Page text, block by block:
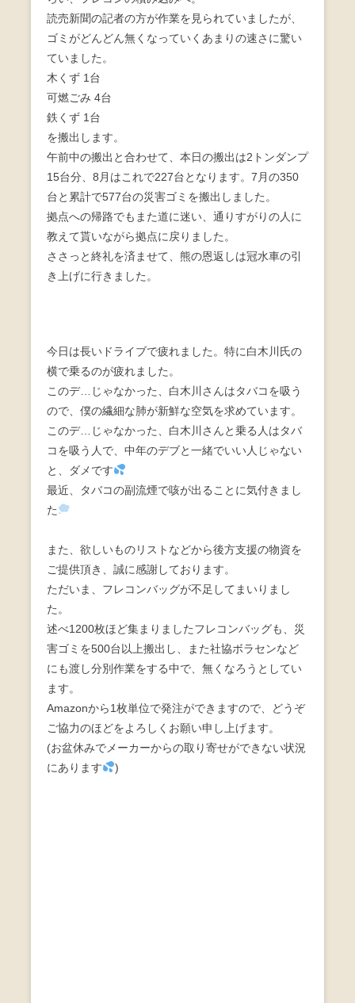
読売新聞の記者の方が作業を見られていましたが、
ゴミがどんどん無くなっていくあまりの速さに驚い
ていました。
木くず 1台
可燃ごみ 4台
鉄くず 1台
を搬出します。
午前中の搬出と合わせて、本日の搬出は2トンダンプ
15台分、8月はこれで227台となります。7月の350
台と累計で577台の災害ゴミを搬出しました。
拠点への帰路でもまた道に迷い、通りすがりの人に
教えて貰いながら拠点に戻りました。
ささっと終礼を済ませて、熊の恩返しは冠水車の引
き上げに行きました。
今日は長いドライブで疲れました。特に白木川氏の
横で乗るのが疲れました。
このデ…じゃなかった、白木川さんはタバコを吸う
ので、僕の繊細な肺が新鮮な空気を求めています。
このデ…じゃなかった、白木川さんと乗る人はタバ
コを吸う人で、中年のデブと一緒でいい人じゃない
と、ダメです
最近、タバコの副流煙で咳が出ることに気付きまし
た
また、欲しいものリストなどから後方支援の物資を
ご提供頂き、誠に感謝しております。
ただいま、フレコンバッグが不足してまいりまし
た。
述べ1200枚ほど集まりましたフレコンバッグも、災
害ゴミを500台以上搬出し、また社協ボラセンなど
にも渡し分別作業をする中で、無くなろうとしてい
ます。
Amazonから1枚単位で発注ができますので、どうぞ
ご協力のほどをよろしくお願い申し上げます。
(お盆休みでメーカーからの取り寄せができない状況
にあります
)